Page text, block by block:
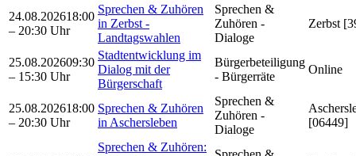
24.08.202618:00
– 20:30 Uhr
Sprechen & Zuhören
in Zerbst -
Landtagswahlen
Sprechen &
Zuhören -
Dialoge
Zerbst
25.08.202609:30
– 15:30 Uhr
Stadtentwicklung im
Dialog mit der
Bürgerschaft
Bürgerbeteiligung
- Bürgerräte
Online
25.08.202618:00
– 20:30 Uhr
Sprechen & Zuhören
in Aschersleben
Sprechen &
Zuhören -
Dialoge
[06449]
Sprechen & Zuhören: